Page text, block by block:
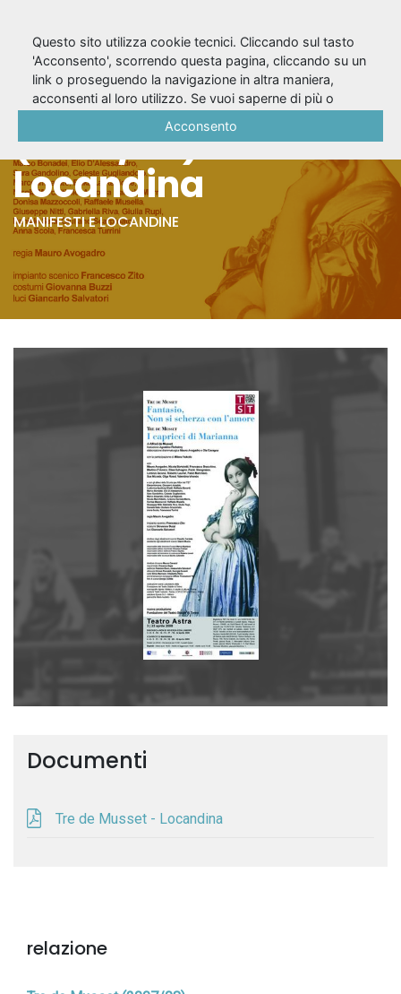
Tre de Musset
(2007/08) -
Locandina
MANIFESTI E LOCANDINE
Documenti
Tre de Musset - Locandina
relazione
Questo sito utilizza cookie tecnici. Cliccando sul tasto
'Acconsento', scorrendo questa pagina, cliccando su un
link o proseguendo la navigazione in altra maniera,
acconsenti al loro utilizzo. Se vuoi saperne di più o
Acconsento